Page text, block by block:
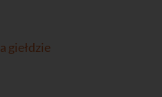
giełdzie